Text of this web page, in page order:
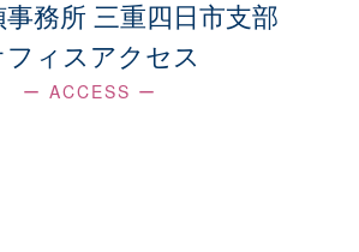
務所 三重四日市支部
フィスアクセス
ー ACCESS ー